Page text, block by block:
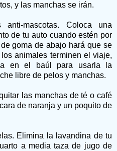
y las manchas se irán.
mascotas. Coloca una
de tu auto cuando estén por
goma de abajo hará que se
animales terminen el viaje,
en el baúl para usarla la
libre de pelos y manchas.
las manchas de té o café
de naranja y un poquito de
Elimina la lavandina de tu
a media taza de jugo de